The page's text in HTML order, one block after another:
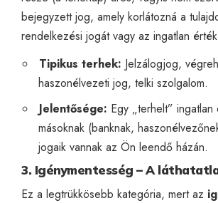
bejegyzett jog, amely korlátozná a
rendelkezési jogát vagy az ingatlan
Tipikus terhek: Jelzálogjog,
haszonélvezeti jog, telki szolgalom.
Jelentősége: Egy „terhelt”
másoknak (banknak,
jogaik vannak az Ön leendő házán.
3. Igénymentesség – A
Ez a legtrükkösebb kategória, mert az